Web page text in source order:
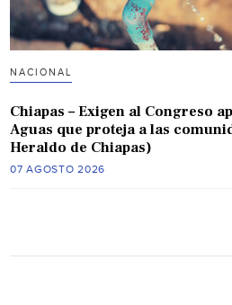
NACIONAL
Chiapas – Exigen al Congreso
Aguas que proteja a las
Heraldo de Chiapas)
07 AGOSTO 2026